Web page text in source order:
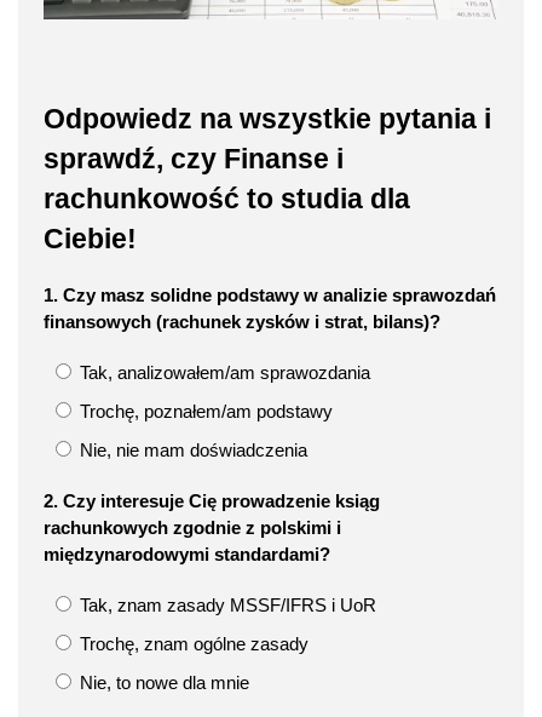
Odpowiedz na wszystkie pytania i
sprawdź, czy Finanse i
rachunkowość to studia dla
Ciebie!
1. Czy masz solidne podstawy w analizie sprawozdań
finansowych (rachunek zysków i strat, bilans)?
Tak, analizowałem/am sprawozdania
Trochę, poznałem/am podstawy
Nie, nie mam doświadczenia
2. Czy interesuje Cię prowadzenie ksiąg
rachunkowych zgodnie z polskimi i
międzynarodowymi standardami?
Tak, znam zasady MSSF/IFRS i UoR
Trochę, znam ogólne zasady
Nie, to nowe dla mnie